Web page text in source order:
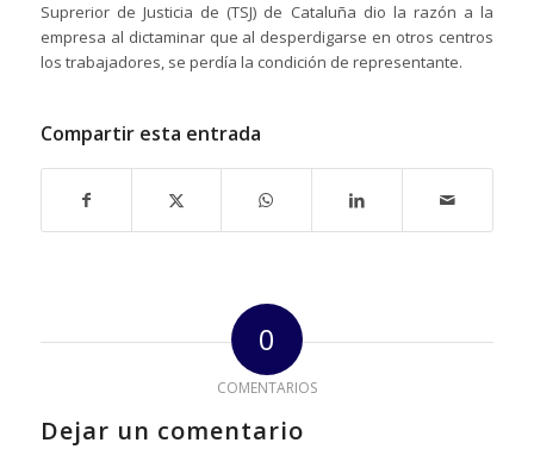
Suprerior de Justicia de (TSJ) de Cataluña dio la razón a la
empresa al dictaminar que al desperdigarse en otros centros
los trabajadores, se perdía la condición de representante.
Compartir esta entrada
0
COMENTARIOS
Dejar un comentario